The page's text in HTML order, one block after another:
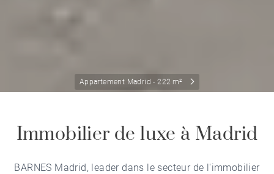
Appartement Madrid - 222 m²
Immobilier de luxe à Madrid
BARNES Madrid, leader dans le secteur de l'immobilier